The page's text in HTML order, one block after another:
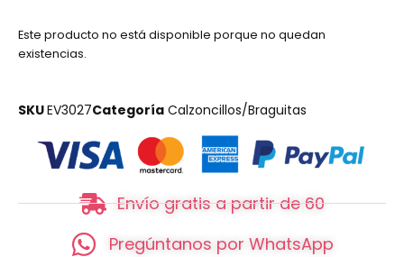
Este producto no está disponible porque no quedan
existencias.
SKUEV3027Categoría Calzoncillos/Braguitas
Envío gratis a partir de 60
Pregúntanos por WhatsApp